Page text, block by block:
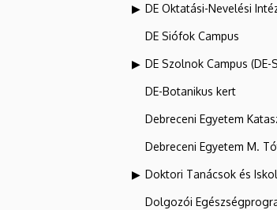
DE Oktatási-Nevelési
DE Siófok Campus
DE Szolnok Campus (DE-
DE-Botanikus kert
Debreceni Egyetem
Debreceni Egyetem M.
Doktori Tanácsok és
Dolgozói